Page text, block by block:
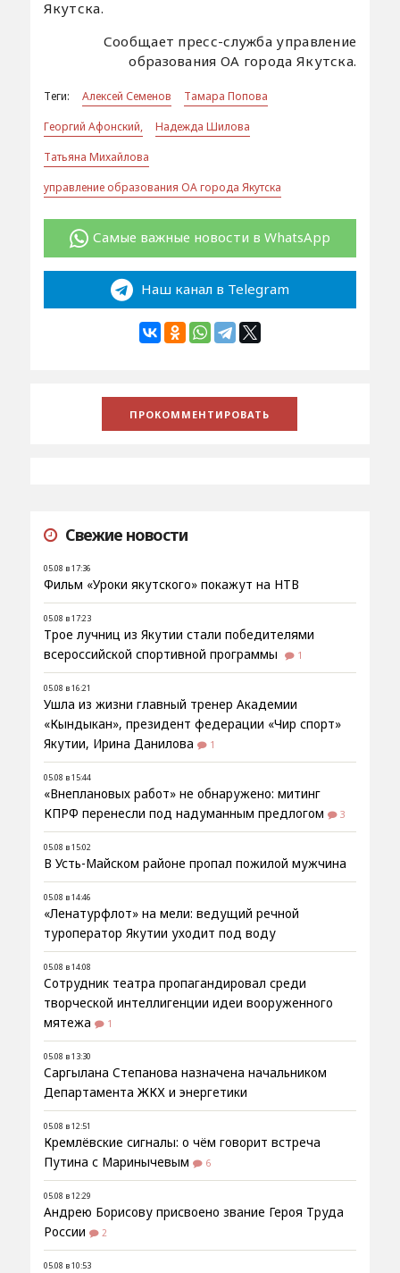
Якутска.
Сообщает пресс-служба управление
образования ОА города Якутска.
Теги: Алексей Семенов
Тамара Попова
Георгий Афонский,
Надежда Шилова
Татьяна Михайлова
управление образования ОА города Якутска
Самые важные новости в WhatsApp
Наш канал в Telegram
Свежие новости
05.08 в 17:36
Фильм «Уроки якутского» покажут на НТВ
05.08 в 17:23
Трое лучниц из Якутии стали победителями
всероссийской спортивной программы
1
05.08 в 16:21
Ушла из жизни главный тренер Академии
«Кындыкан», президент федерации «Чир спорт»
Якутии, Ирина Данилова
1
05.08 в 15:44
«Внеплановых работ» не обнаружено: митинг
КПРФ перенесли под надуманным предлогом
3
05.08 в 15:02
В Усть-Майском районе пропал пожилой мужчина
05.08 в 14:46
«Ленатурфлот» на мели: ведущий речной
туроператор Якутии уходит под воду
05.08 в 14:08
Сотрудник театра пропагандировал среди
творческой интеллигенции идеи вооруженного
мятежа
1
05.08 в 13:30
Саргылана Степанова назначена начальником
Департамента ЖКХ и энергетики
05.08 в 12:51
Кремлёвские сигналы: о чём говорит встреча
Путина с Маринычевым
6
05.08 в 12:29
Андрею Борисову присвоено звание Героя Труда
России
2
05.08 в 10:53